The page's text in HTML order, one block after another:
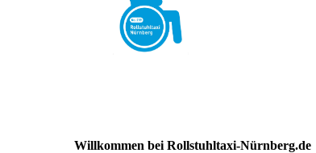
Willkommen bei Rollstuhltaxi-Nürnberg.de